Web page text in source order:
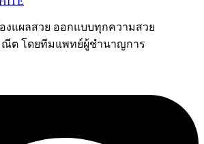
องแผลสวย ออกแบบทุกความสวย
ณีต โดยทีมแพทย์ผู้ชำนาญการ